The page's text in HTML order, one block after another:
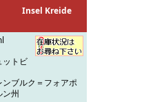
Insel Kreide
ットビ
ンブルク＝フォアポ
ン州